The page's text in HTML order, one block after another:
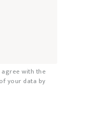
with the
your data by